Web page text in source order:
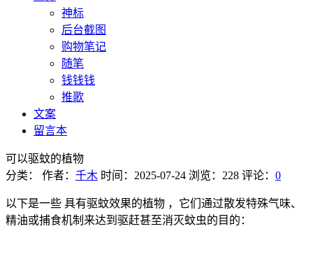
神标
后台截图
购物笔记
随笔
钱钱钱
推歌
文案
留言本
可以驱蚊的植物
分类：
作者： 千木 时间：2025-07-24 浏览：228 评论： 0
以下是一些 具有驱蚊效果的植物 ，它们通过散发特殊气味、
精油或捕食机制来达到驱赶甚至消灭蚊虫的目的：